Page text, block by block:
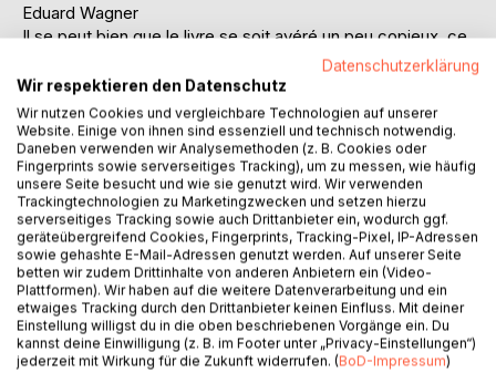
Eduard Wagner
Il se peut bien que le livre se soit avéré un peu copieux, ce
qui y est décrit, mais tout s'est passé comme il y est dit.
Bien sûr, il y a beaucoup de mémoires et ce sont peut-être
celles-ci où l'on pourrait dire que c'était une vie normale,
mais c'est aussi la vision de la façon dont j'ai vécu mon
existence. Mais cela ne signifie pas que je blâme
quiconque dans mon environnement ou autre, mais plutôt
que tout est basé sur mes propres décisions. À l'époque,
je ne pouvais pas juger s'ils avaient raison ou tort, mais
seulement après. 95% du temps, je me suis décidé à le
faire de cette façon. Qu'on m'ait dit ou non quelque chose
est une autre question. Mais ce qui m'accompagnera
certainement jusqu'à la fin de ma vie, sous quelque forme
que ce soit, c'est qu'une personne pense à quelqu'un
d'autre avec une atteinte à sa personnalité pour peut-être
Datenschutzerklärung
Wir respektieren den Datenschutz
Wir nutzen Cookies und vergleichbare Technologien auf unserer
Website. Einige von ihnen sind essenziell und technisch notwendig.
Daneben verwenden wir Analysemethoden (z. B. Cookies oder
Fingerprints sowie serverseitiges Tracking), um zu messen, wie häufig
unsere Seite besucht und wie sie genutzt wird. Wir verwenden
Trackingtechnologien zu Marketingzwecken und setzen hierzu
serverseitiges Tracking sowie auch Drittanbieter ein, wodurch ggf.
geräteübergreifend Cookies, Fingerprints, Tracking-Pixel, IP-Adressen
sowie gehashte E-Mail-Adressen genutzt werden. Auf unserer Seite
betten wir zudem Drittinhalte von anderen Anbietern ein (Video-
Plattformen). Wir haben auf die weitere Datenverarbeitung und ein
etwaiges Tracking durch den Drittanbieter keinen Einfluss. Mit deiner
Einstellung willigst du in die oben beschriebenen Vorgänge ein. Du
kannst deine Einwilligung (z. B. im Footer unter „Privacy-Einstellungen“)
jederzeit mit Wirkung für die Zukunft widerrufen. (BoD-Impressum)